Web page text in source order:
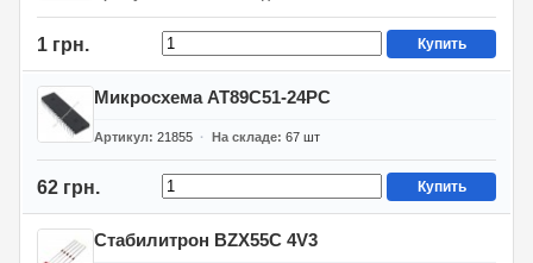
1 грн. Купить
Микросхема AT89C51-24PC
Артикул 21855 На складе 67 шт
62 грн. Купить
Стабилитрон BZX55C 4V3